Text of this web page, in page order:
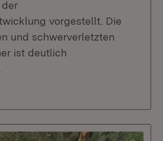
vorgestellt. Die
und schwerverletzten
ist deutlich